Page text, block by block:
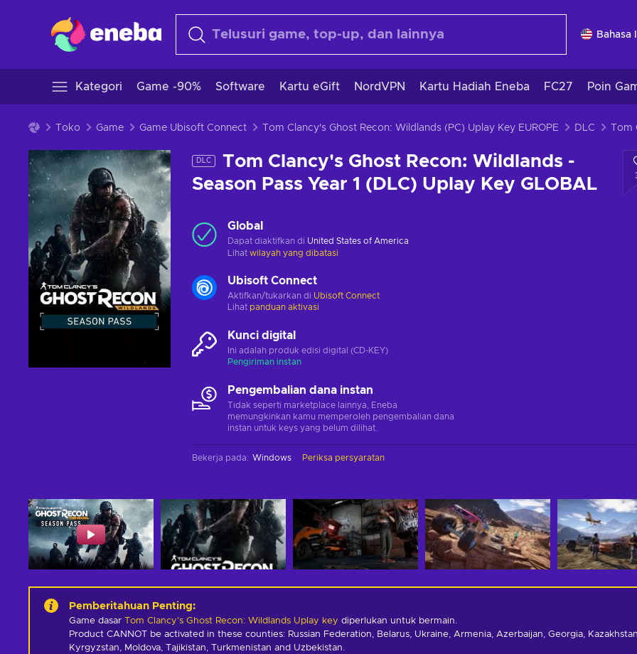
Bahasa
Kategori Game -90% Software Kartu eGift NordVPN Kartu Hadiah Eneba FC27 Poin
Toko Game Game Ubisoft Connect Tom Clancy's Ghost Recon: Wildlands (PC) Uplay Key EUROPE DLC
DLC
Tom Clancy's Ghost Recon: Wildlands -
Season Pass Year 1 (DLC) Uplay Key GLOBAL
Global
Dapat diaktifkan di United States of America
Lihat wilayah yang dibatasi
Ubisoft Connect
Aktifkan/tukarkan di Ubisoft Connect
Lihat panduan aktivasi
Kunci digital
Ini adalah produk edisi digital (CD-KEY)
Pengiriman instan
Pengembalian dana instan
Tidak seperti marketplace lainnya, Eneba
memungkinkan kamu memperoleh pengembalian dana
instan untuk keys yang belum dilihat.
Bekerja pada: Windows Periksa persyaratan
Pemberitahuan Penting:
Game dasar Tom Clancy's Ghost Recon: Wildlands Uplay key diperlukan untuk bermain.
Product CANNOT be activated in these counties: Russian Federation, Belarus, Ukraine, Armenia, Azerbaijan, Georgia,
Kyrgyzstan, Moldova, Tajikistan, Turkmenistan and Uzbekistan.